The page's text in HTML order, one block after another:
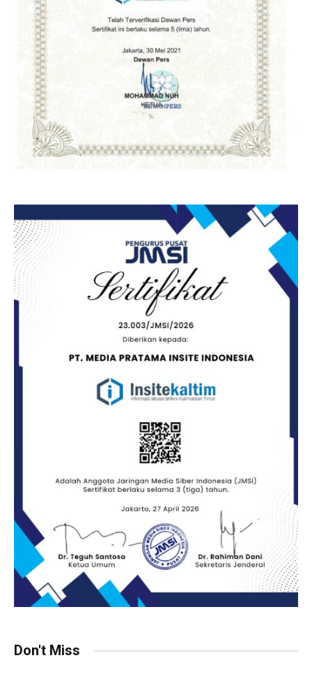
Don't Miss